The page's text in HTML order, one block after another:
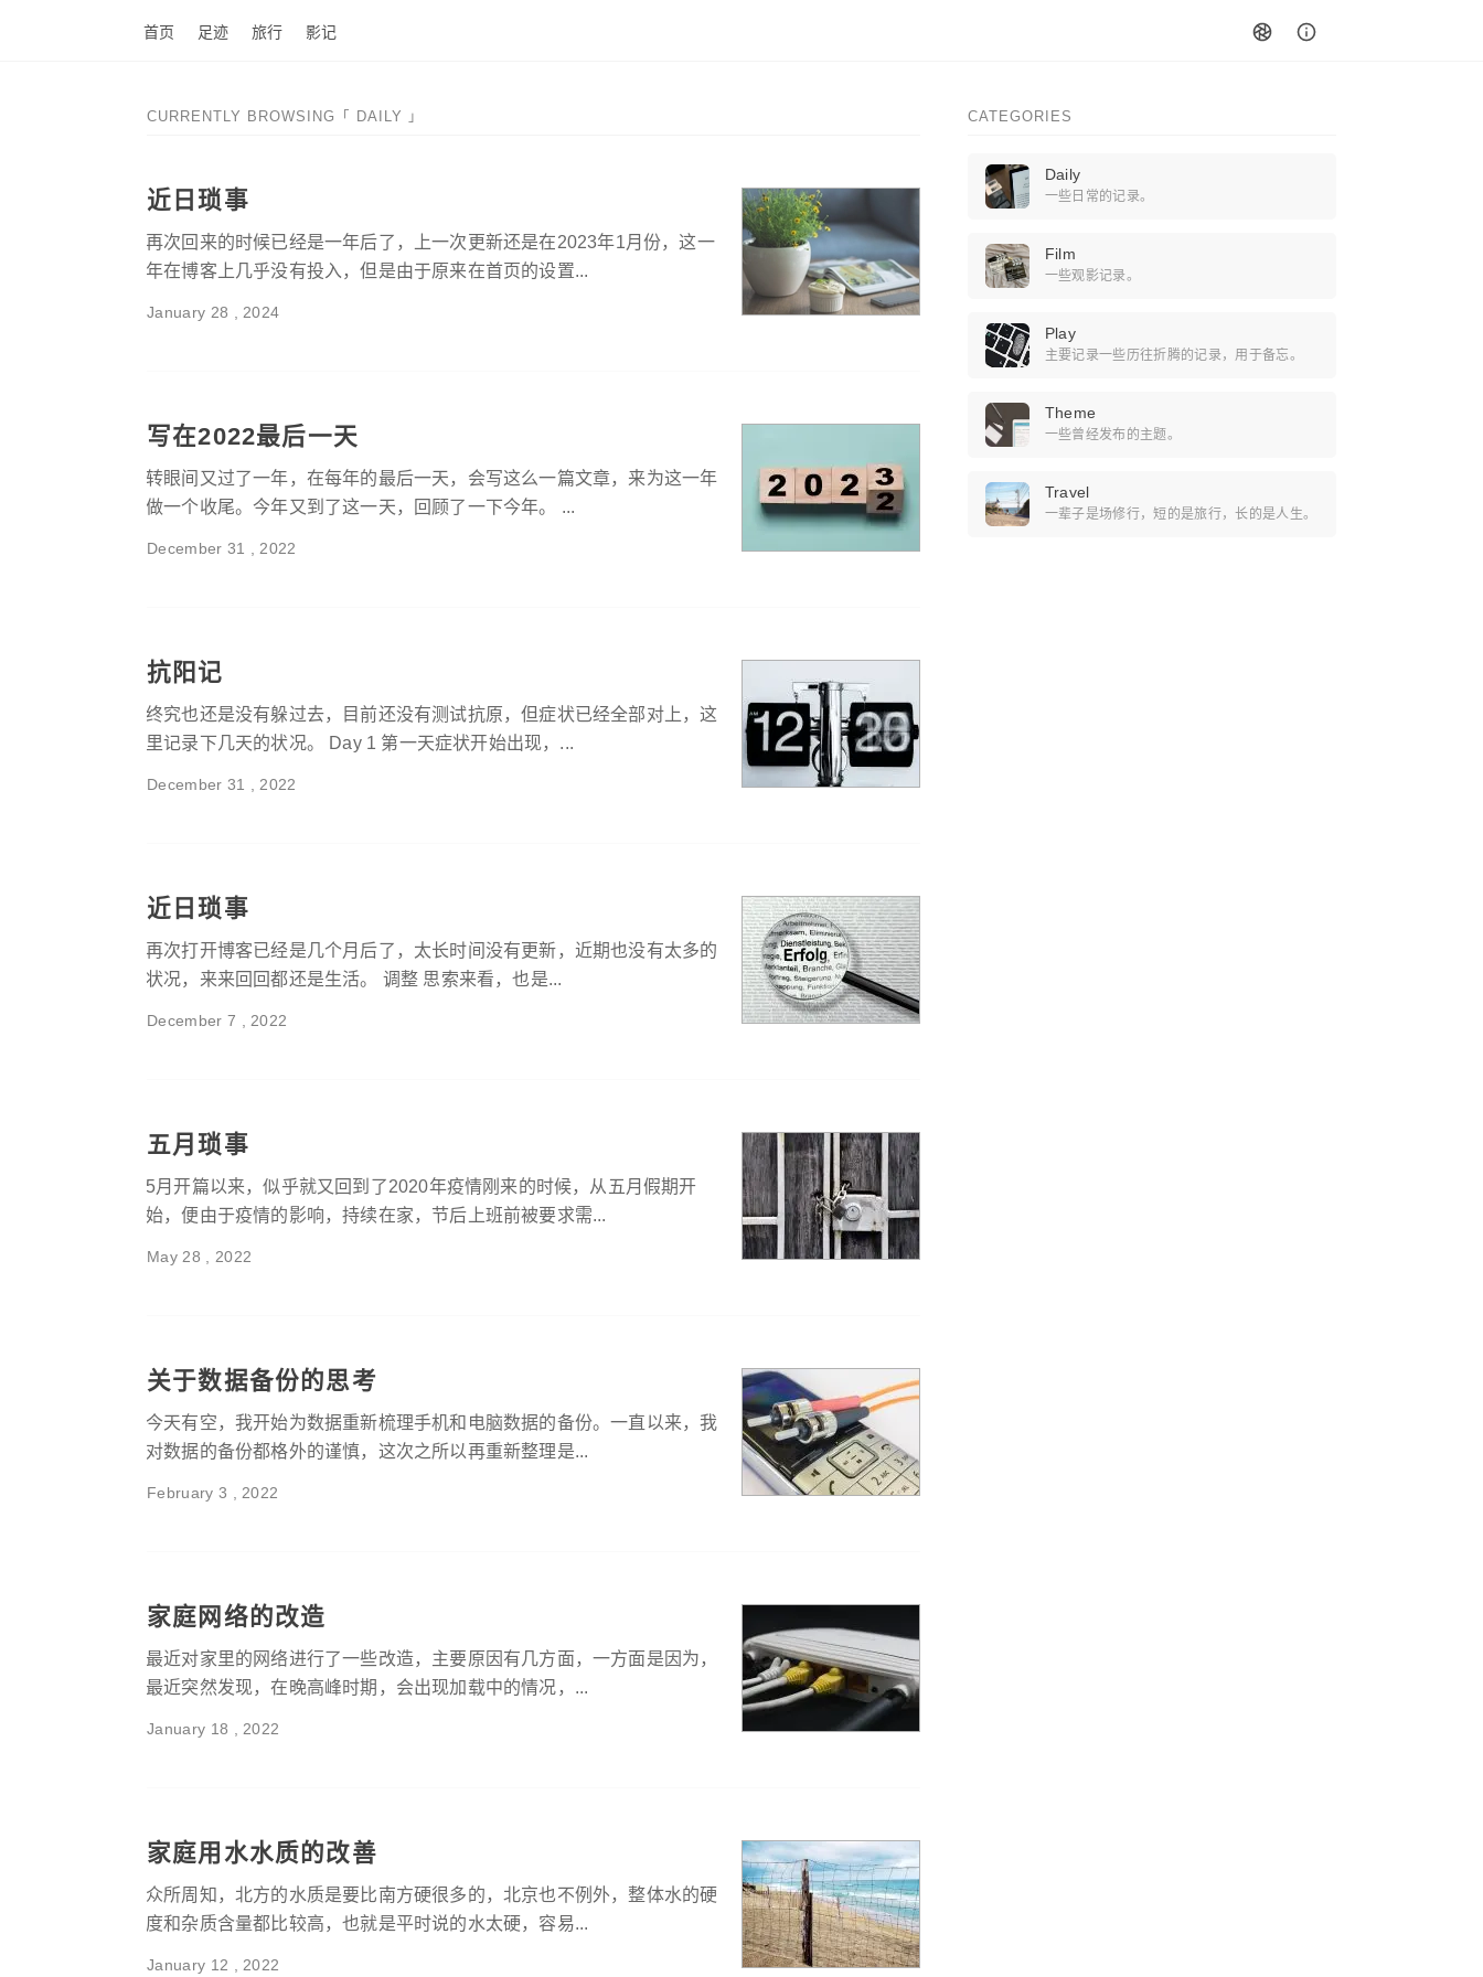
首页 足迹 旅行 影记
CURRENTLY BROWSING「 DAILY 」
近日琐事
再次回来的时候已经是一年后了，上一次更新还是在2023年1月份，这一
年在博客上几乎没有投入，但是由于原来在首页的设置...
January 28 , 2024
写在2022最后一天
转眼间又过了一年，在每年的最后一天，会写这么一篇文章，来为这一年
做一个收尾。今年又到了这一天，回顾了一下今年。 ...
December 31 , 2022
抗阳记
终究也还是没有躲过去，目前还没有测试抗原，但症状已经全部对上，这
里记录下几天的状况。 Day 1 第一天症状开始出现，...
December 31 , 2022
近日琐事
再次打开博客已经是几个月后了，太长时间没有更新，近期也没有太多的
状况，来来回回都还是生活。 调整 思索来看，也是...
December 7 , 2022
五月琐事
5月开篇以来，似乎就又回到了2020年疫情刚来的时候，从五月假期开
始，便由于疫情的影响，持续在家，节后上班前被要求需...
May 28 , 2022
关于数据备份的思考
今天有空，我开始为数据重新梳理手机和电脑数据的备份。一直以来，我
对数据的备份都格外的谨慎，这次之所以再重新整理是...
February 3 , 2022
家庭网络的改造
最近对家里的网络进行了一些改造，主要原因有几方面，一方面是因为，
最近突然发现，在晚高峰时期，会出现加载中的情况，...
January 18 , 2022
家庭用水水质的改善
众所周知，北方的水质是要比南方硬很多的，北京也不例外，整体水的硬
度和杂质含量都比较高，也就是平时说的水太硬，容易...
January 12 , 2022
CATEGORIES
Daily
一些日常的记录。
Film
一些观影记录。
Play
主要记录一些历往折腾的记录，用于备忘。
Theme
一些曾经发布的主题。
Travel
一辈子是场修行，短的是旅行，长的是人生。